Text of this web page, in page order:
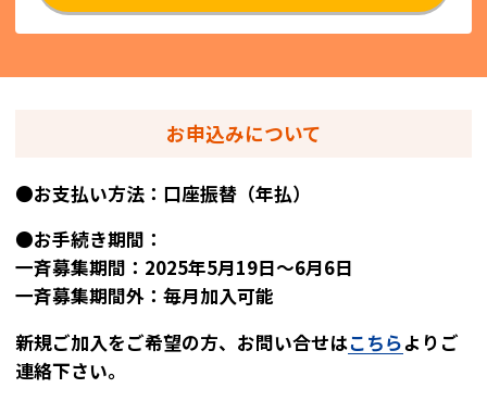
お申込みについて
●お支払い方法：口座振替（年払）
●お手続き期間：
一斉募集期間：2025年5月19日～6月6日
一斉募集期間外：毎月加入可能
新規ご加入をご希望の方、お問い合せはこちらよりご
連絡下さい。